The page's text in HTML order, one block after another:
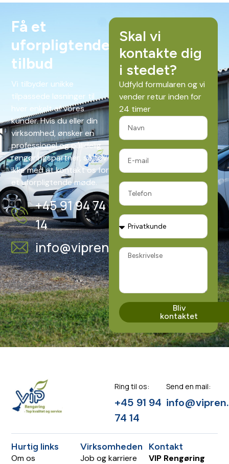
Få et
uforpligtende
tilbud
Vi tilbyder unikke
tilpassede løsninger til
hver enkelt af vores
kunder. Hvis du eller din
virksomhed, ønsker en
professionel og pålidelig
rengøringspartner, så tøv
ikke med at kontakt os for
et uforpligtende møde.
+45 91 94 74
14
info@vipren.dk
Skal vi
kontakte dig
i stedet?
Udfyld formularen og vi
vender retur inden for
24 timer
Bliv
kontaktet
Ring til os:
+45 91 94
74 14
Send en mail:
Hurtig links
Om os
Virksomheden
Job og karriere
Kontakt
VIP Rengøring